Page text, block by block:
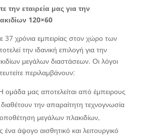
την εταιρεία μας για την
120×60
37 χρόνια εμπειρίας στον χώρο των
την ιδανική επιλογή για την
μεγάλων διαστάσεων. Οι λόγοι
περιλαμβάνουν:
ομάδα μας αποτελείται από έμπειρους
την απαραίτητη τεχνογνωσία
μεγάλων πλακιδίων,
ένα άψογο αισθητικό και λειτουργικό